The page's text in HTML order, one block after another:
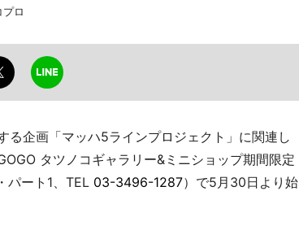
ロ
企画「マッハ5ラインプロジェクト」に関連し
タツノコギャラリー&ミニショップ期間限定
パート1、TEL 03-3496-1287）で5月30日より始